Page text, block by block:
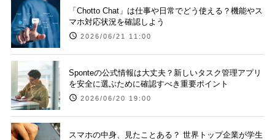
「Chotto Chat」は仕事や日常でどう使える？機能やス
マホ対応状況を確認しよう
2026/06/21 11:00
Sponteの公式情報は大丈夫？新しいタスク管理アプリ
を安全に選ぶために確認すべき重要ポイント
2026/06/20 19:00
スマホの中身、見たことある？ 世界トップ企業が学生